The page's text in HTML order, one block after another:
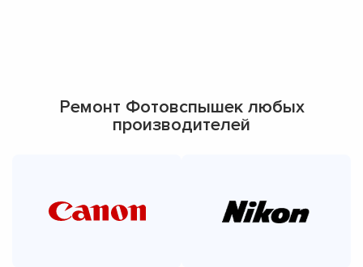
Ремонт Фотовспышек любых
производителей